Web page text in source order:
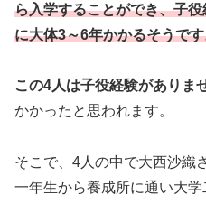
ら入学することができ、子
に大体3～6年かかるそうで
この4人は子役経験がありま
かかったと思われます。
そこで、4人の中で大西沙織
一年生から養成所に通い大